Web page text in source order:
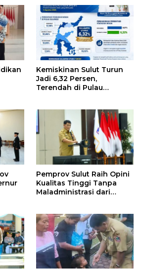
Kemiskinan Sulut Turun
Jadi 6,32 Persen,
Terendah di Pulau
Pemprov Sulut Raih Opini
Kualitas Tinggi Tanpa
Maladministrasi dari